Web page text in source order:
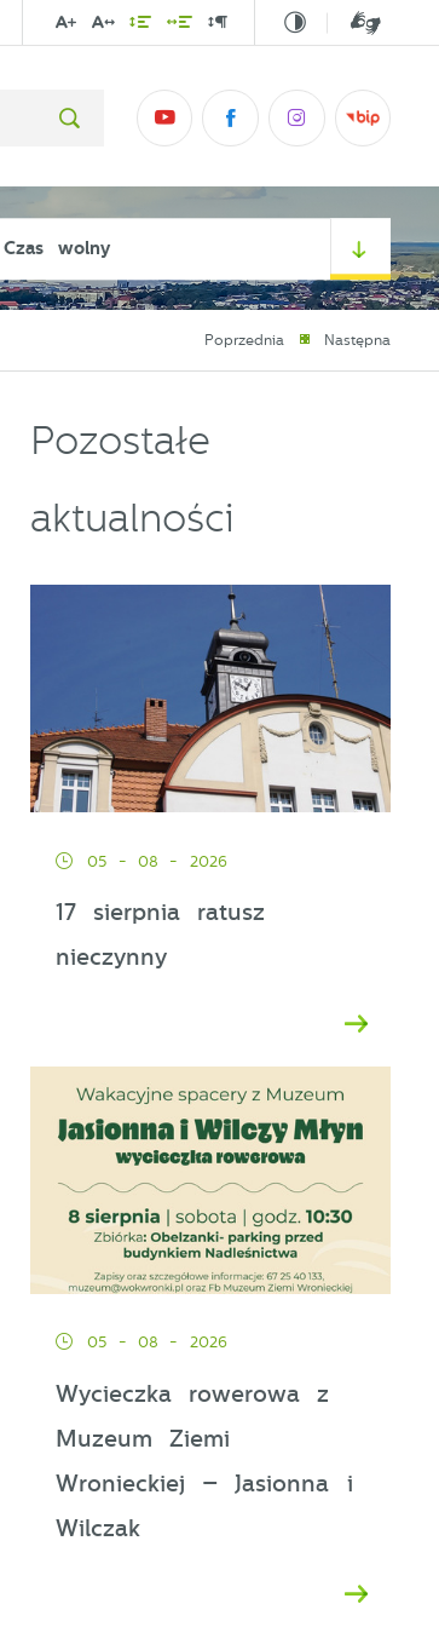
Czas wolny
Poprzednia Następna
Pozostałe
aktualności
05 - 08 - 2026
17 sierpnia ratusz
nieczynny
05 - 08 - 2026
Wycieczka rowerowa z
Muzeum Ziemi
Wronieckiej – Jasionna i
Wilczak